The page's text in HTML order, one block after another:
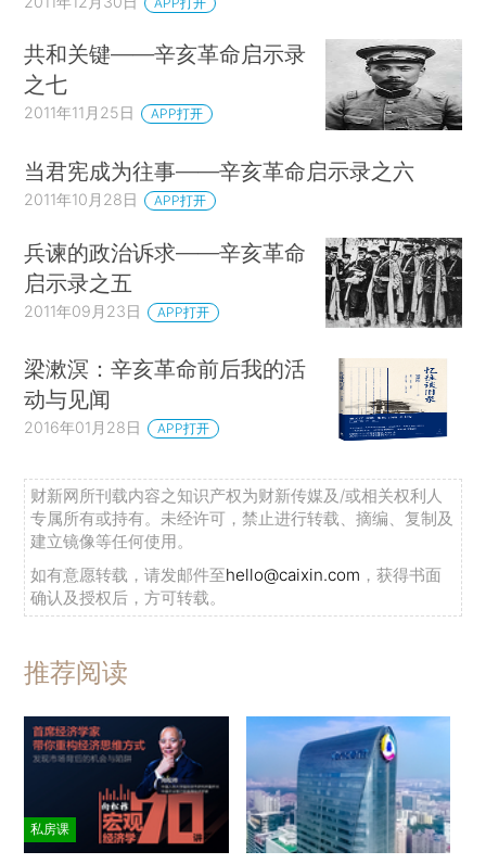
共和关键——辛亥革命启示录
之七
2011年11月25日 APP打开
当君宪成为往事——辛亥革命启示录之六
2011年10月28日 APP打开
兵谏的政治诉求——辛亥革命
启示录之五
2011年09月23日 APP打开
梁漱溟：辛亥革命前后我的活
动与见闻
2016年01月28日 APP打开
财新网所刊载内容之知识产权为财新传媒及/或相关权利人
专属所有或持有。未经许可，禁止进行转载、摘编、复制及
建立镜像等任何使用。
如有意愿转载，请发邮件至hello@caixin.com ，获得书面
确认及授权后，方可转载。
推荐阅读
私房课